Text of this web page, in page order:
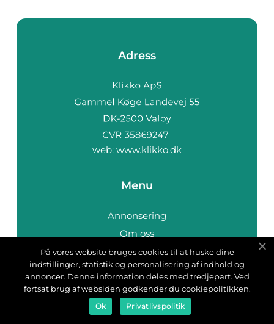
Adress
web: www.klikko.dk
Menu
Annonsering
Om oss
Cookies
Kontakta oss
Sitemap
På vores website bruges cookies til at huske dine
indstillinger, statistik og personalisering af indhold og
annoncer. Denne information deles med tredjepart. Ved
fortsat brug af websiden godkender du cookiepolitikken.
Ok Privatlivspolitik